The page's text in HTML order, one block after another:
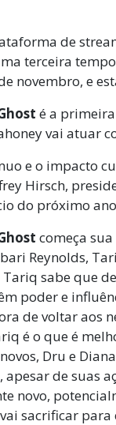
de
terceira
novembro, e
é a
vai atuar
e o impacto
Hirsch,
do próximo
começa
Reynolds,
sabe que
poder e
de voltar aos
é o que é
Dru e
apesar de suas
novo,
sacrificar para